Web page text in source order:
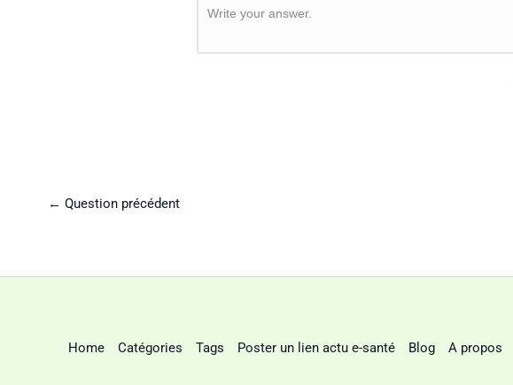
Write your answer.
← Question précédent
Home Catégories Tags Poster un lien actu e-santé Blog A propos